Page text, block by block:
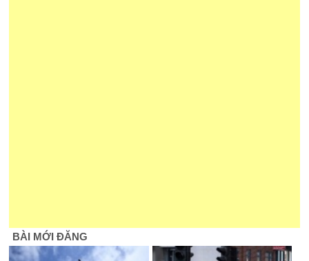
BÀI MỚI ĐĂNG